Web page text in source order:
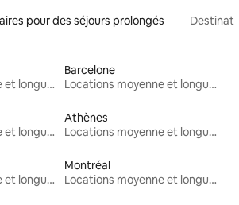
pour des séjours prolongés
Locations moyenne et longue durée
Barcelone
Locations moyenne et longue durée
Locations moyenne et longue durée
Athènes
Locations moyenne et longue durée
Locations moyenne et longue durée
Montréal
Locations moyenne et longue durée